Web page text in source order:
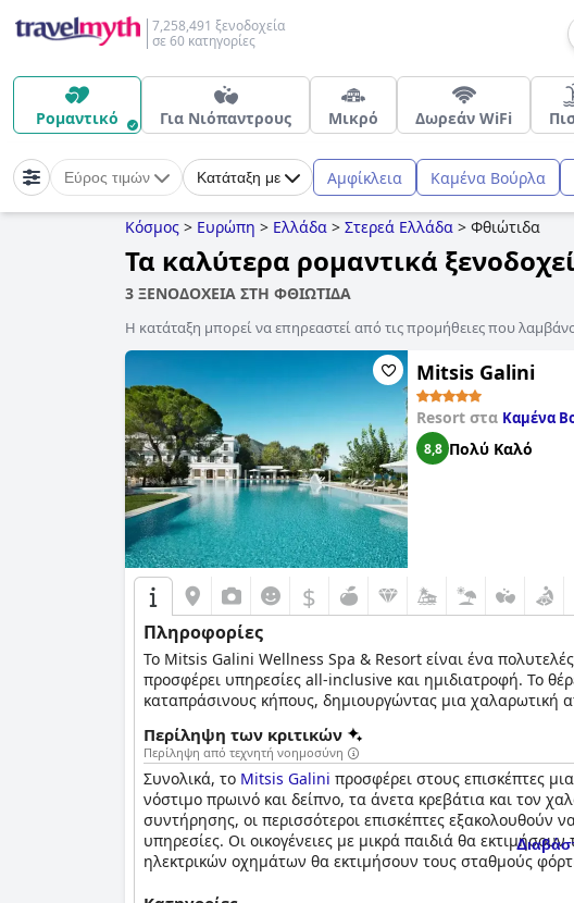
7,258,491 ξενοδοχεία
σε 60 κατηγορίες
Ρομαντικό Για Νιόπαντρους Μικρό Δωρεάν WiFi
Εύρος τιμών Κατάταξη με Αμφίκλεια Καμένα Βούρλα
Κόσμος > Ευρώπη > Ελλάδα > Στερεά Ελλάδα > Φθιώτιδα
Τα καλύτερα ρομαντικά
3 ΞΕΝΟΔΟΧΕΙΑ ΣΤΗ ΦΘΙΩΤΙΔΑ
Η κατάταξη μπορεί να επηρεαστεί από τις προμήθειες που
Mitsis Galini
Resort στα Καμένα
8,8 Πολύ Καλό
$
Πληροφορίες
Το Mitsis Galini Wellness Spa & Resort είναι ένα
προσφέρει υπηρεσίες all-inclusive και ημιδιατροφή. Το
καταπράσινους κήπους, δημιουργώντας μια χαλαρωτική
αποδράσεις, μακροχρόνιες διακοπές, γάμους και
άτομα. Το έμπειρο προσωπικό παρέχει εξαιρετικές
Περίληψη των κριτικών
Περίληψη από τεχνητή νοημοσύνη
Συνολικά, το Mitsis Galini προσφέρει στους επισκέπτες
νόστιμο πρωινό και δείπνο, τα άνετα κρεβάτια και τον
συντήρησης, οι περισσότεροι επισκέπτες εξακολουθούν
υπηρεσίες. Οι οικογένειες με μικρά παιδιά θα
ηλεκτρικών οχημάτων θα εκτιμήσουν τους σταθμούς